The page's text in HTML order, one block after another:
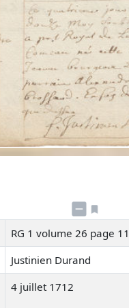
RG 1 volume 26 page
Justinien Durand
4 juillet 1712